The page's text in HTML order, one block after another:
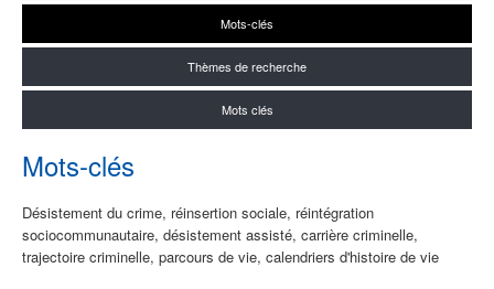
Mots-clés
Thèmes de recherche
Mots clés
Mots-clés
Désistement du crime, réinsertion sociale, réintégration
sociocommunautaire, désistement assisté, carrière criminelle,
trajectoire criminelle, parcours de vie, calendriers d'histoire de vie